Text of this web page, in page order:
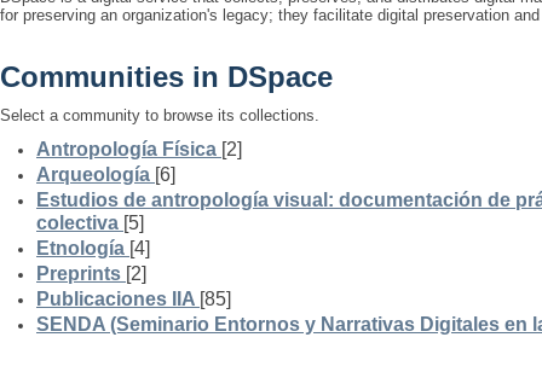
for preserving an organization's legacy; they facilitate digital preservation
Communities in DSpace
Select a community to browse its collections.
Antropología Física [2]
Arqueología [6]
Estudios de antropología visual: documentación de
colectiva [5]
Etnología [4]
Preprints [2]
Publicaciones IIA [85]
SENDA (Seminario Entornos y Narrativas Digitales en